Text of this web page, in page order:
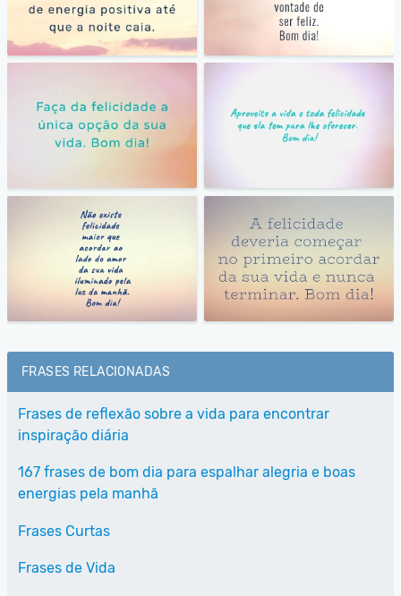
FRASES RELACIONADAS
Frases de reflexão sobre a vida para encontrar
inspiração diária
167 frases de bom dia para espalhar alegria e boas
energias pela manhã
Frases Curtas
Frases de Vida